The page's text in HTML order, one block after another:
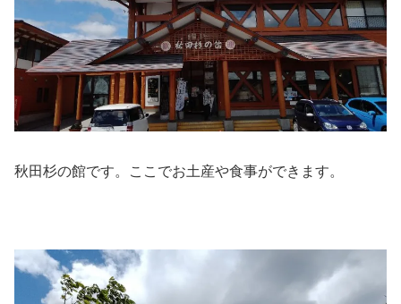
秋田杉の館です。ここでお土産や食事ができます。